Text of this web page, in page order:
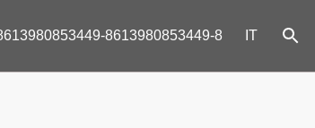
8613980853449-8 IT